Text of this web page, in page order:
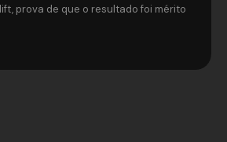
prova de que o resultado foi mérito